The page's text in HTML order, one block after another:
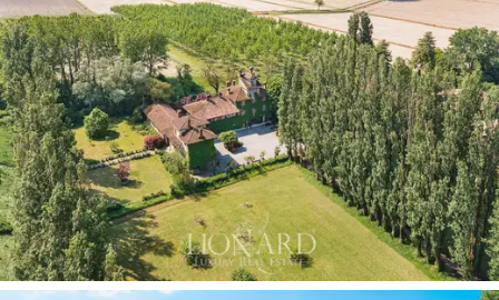
cephesinde saat bulunan kuleye açılan bir giyinme
odası bulunmaktadır; bu nadir ve tamamen işlevsel
özellik,tüm mülkün ayırt edici bir unsuru olup, mülkün
tasarlanma ve bakımında gösterilen özenin bir kanıtıdır.
Villanın bitişiğinde, altı oda, iki banyo ve bir çatı katından
oluşanüç katlı ikinci bir binabulunmaktadır; bu
nedenle tadilat ve kişiselleştirme projeleri için idealdir.
Bitişik sundurma, ek bina, misafir evi veya bağımsız
bir resepsiyon alanına dönüştürülme imkanı